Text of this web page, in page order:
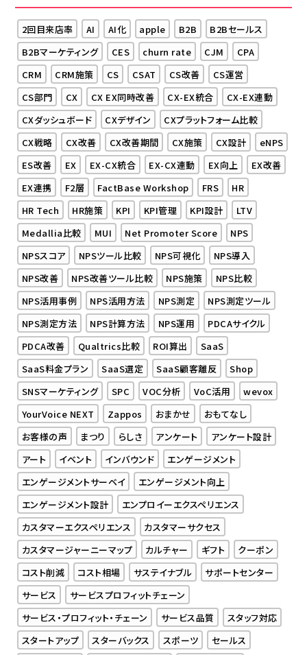
2回目来店率 AI AI化 apple B2B
B2Bセールス
B2Bマーケティング
CES churn rate CJM
CPA
CRM
CRM施策 CS CSAT CS改善
CS運営
CS部門
CX CX EX同時改善 CX-EX統合
CX-EX連動
CXダッシュボード
CXデザイン
CXプラットフォーム比較
CX戦略
CX改善 CX改善期間 CX施策 CX設計
eNPS
ES改善
EX EX-CX統合 EX-CX連動 EX向上
EX改善
EX連携
F2層 FactBase Workshop FRS
HR
HR Tech
HR施策 KPI KPI管理 KPI設計
LTV
Medallia比較
MUI Net Promoter Score
NPS
NPSスコア
NPSツール比較 NPS可視化
NPS導入
NPS改善
NPS改善ツール比較 NPS施策
NPS比較
NPS活用事例
NPS活用方法 NPS測定
NPS測定ツール
NPS測定方法
NPS計算方法 NPS運用
PDCAサイクル
PDCA改善
Qualtrics比較 ROI算出
SaaS
SaaS料金プラン
SaaS選定 SaaS顧客離反
Shop
SNSマーケティング
SPC VOC分析 VoC活用
wevox
YourVoice NEXT
Zappos おまかせ
おもてなし
お客様の声
まつり らしさ アンケート
アンケート設計
アート
イベント インバウンド
エンゲージメント
エンゲージメントサーベイ
エンゲージメント向上
エンゲージメント設計
エンプロイーエクスペリエンス
カスタマーエクスペリエンス
カスタマーサクセス
カスタマージャーニーマップ
カルチャー ギフト
クーポン
コスト削減
コスト相場 サステイナブル
サポートセンター
サービス
サービスプロフィットチェーン
サービス・プロフィット・チェーン
サービス品質
スタッフ対応
スタートアップ
スターバックス スポーツ
セールス